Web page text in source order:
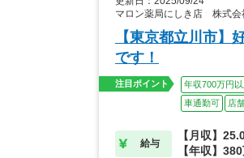
マロン薬局にしき店 株式会
【東京都立川市】
です！
注目ポイント 年収700万円
車通勤可
店
給与
【月収】
【年収】